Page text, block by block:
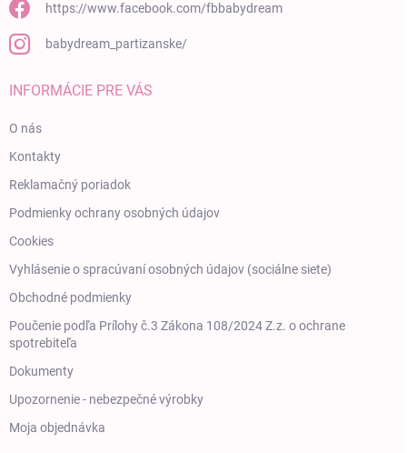
https://www.facebook.com/fbbabydream
babydream_partizanske/
INFORMÁCIE PRE VÁS
O nás
Kontakty
Reklamačný poriadok
Podmienky ochrany osobných údajov
Cookies
Vyhlásenie o spracúvaní osobných údajov (sociálne siete)
Obchodné podmienky
Poučenie podľa Prílohy č.3 Zákona 108/2024 Z.z. o ochrane
spotrebiteľa
Dokumenty
Upozornenie - nebezpečné výrobky
Moja objednávka